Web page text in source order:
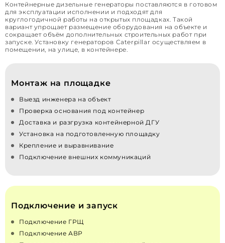
Контейнерные дизельные генераторы поставляются в готовом
для эксплуатации исполнении и подходят для
круглогодичной работы на открытых площадках. Такой
вариант упрощает размещение оборудования на объекте и
сокращает объём дополнительных строительных работ при
запуске. Установку генераторов Caterpillar осуществляем в
помещении, на улице, в контейнере.
Монтаж на площадке
Выезд инженера на объект
Проверка основания под контейнер
Доставка и разгрузка контейнерной ДГУ
Установка на подготовленную площадку
Крепление и выравнивание
Подключение внешних коммуникаций
Подключение и запуск
Подключение ГРЩ
Подключение АВР